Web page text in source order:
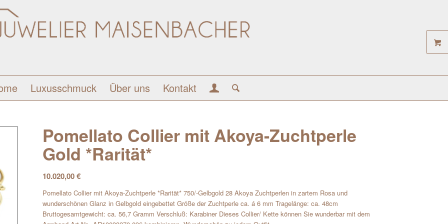
Luxusschmuck Über uns Kontakt
Pomellato Collier mit Akoya-Zuchtperle
Gold *Rarität*
10.020,00€
Pomellato Collier mit Akoya-Zuchtperle *Rarität* 750/-Gelbgold 28 Akoya Zuchtperlen in zartem Rosa und
wunderschönen Glanz in Gelbgold eingebettet Größe der Zuchtperle ca. á 6 mm Tragelänge: ca. 48cm
Bruttogesamtgewicht: ca. 56,7 Gramm Verschluß: Karabiner Dieses Collier/ Kette können Sie wunderbar mit dem